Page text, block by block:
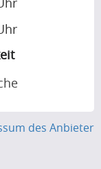
des Anbieter